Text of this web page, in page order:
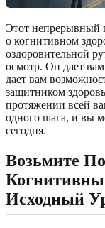
Этот непрерывный
о когнитивном
оздоровительной
осмотр. Он дает
дает вам
защитником
протяжении всей
одного шага, и вы
сегодня.
Возьмите
Исходный